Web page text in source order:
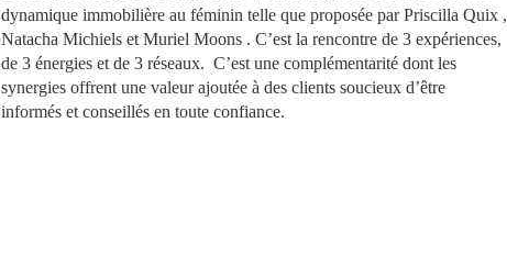
dynamique immobilière au féminin telle que proposée par Priscilla Quix ,
Natacha Michiels et Muriel Moons . C’est la rencontre de 3 expériences,
de 3 énergies et de 3 réseaux. C’est une complémentarité dont les
synergies offrent une valeur ajoutée à des clients soucieux d’être
informés et conseillés en toute confiance.